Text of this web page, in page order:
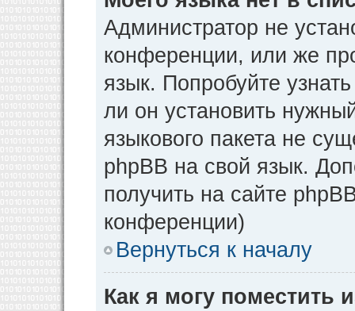
Администратор не
конференции, или же
язык. Попробуйте
ли он установить
языкового пакета не
phpBB на свой язык.
получить на сайте
конференции)
Вернуться к началу
Как я могу поместить